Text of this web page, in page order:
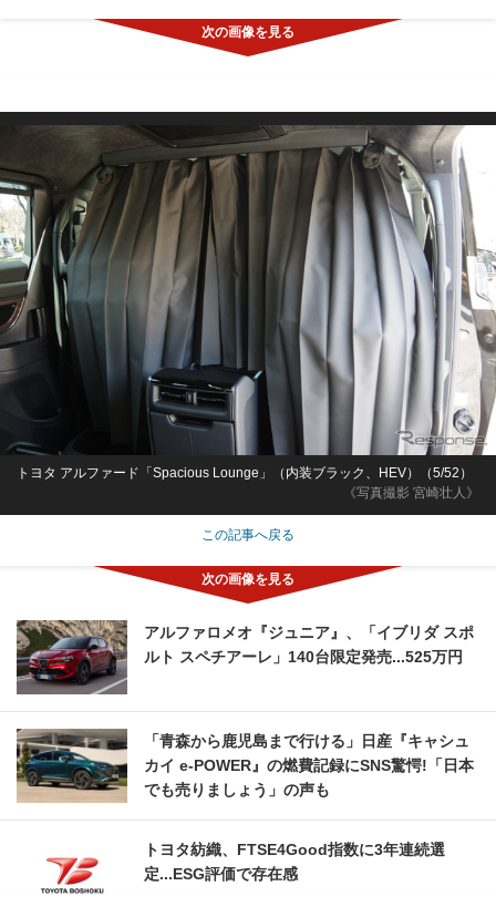
《写真撮影 宮崎壮人》
トヨタ アルファード「Spacious Lounge」（内装ブラック、HEV）（5/52）
この記事へ戻る
アルファロメオ『ジュニア』、「イブリダ スポ
ルト スペチアーレ」140台限定発売...525万円
「青森から鹿児島まで行ける」日産『キャシュ
カイ e-POWER』の燃費記録にSNS驚愕!「日本
でも売りましょう」の声も
トヨタ紡織、FTSE4Good指数に3年連続選
定...ESG評価で存在感